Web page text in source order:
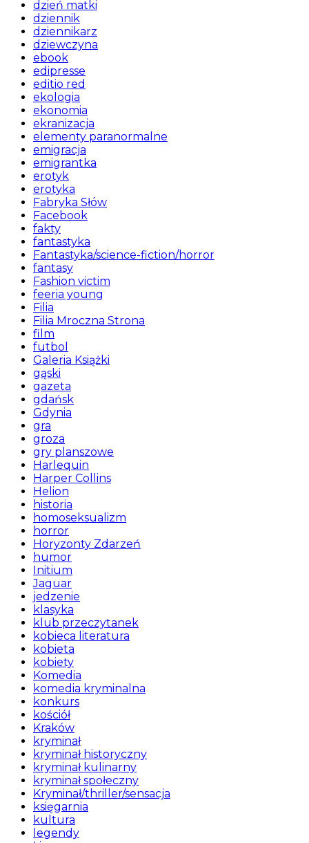
dzień matki
dziennik
dziennikarz
dziewczyna
ebook
edipresse
editio red
ekologia
ekonomia
ekranizacja
elementy paranormalne
emigracja
emigrantka
erotyk
erotyka
Fabryka Słów
Facebook
fakty
fantastyka
Fantastyka/science-fiction/horror
fantasy
Fashion victim
feeria young
Filia
Filia Mroczna Strona
film
futbol
Galeria Książki
gąski
gazeta
gdańsk
Gdynia
gra
groza
gry planszowe
Harlequin
Harper Collins
Helion
historia
homoseksualizm
horror
Horyzonty Zdarzeń
humor
Initium
Jaguar
jedzenie
klasyka
klub przeczytanek
kobieca literatura
kobieta
kobiety
Komedia
komedia kryminalna
konkurs
kościół
Kraków
kryminał
kryminał historyczny
kryminał kulinarny
kryminał społeczny
Kryminał/thriller/sensacja
księgarnia
kultura
legendy